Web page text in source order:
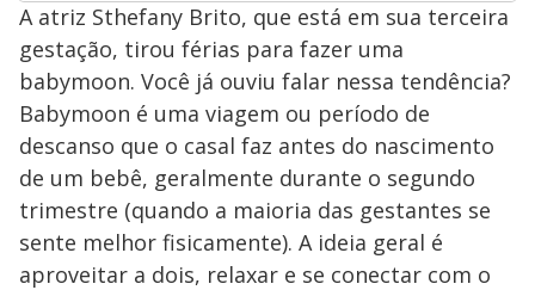
A atriz Sthefany Brito, que está em sua terceira
gestação, tirou férias para fazer uma
babymoon. Você já ouviu falar nessa tendência?
Babymoon é uma viagem ou período de
descanso que o casal faz antes do nascimento
de um bebê, geralmente durante o segundo
trimestre (quando a maioria das gestantes se
sente melhor fisicamente). A ideia geral é
aproveitar a dois, relaxar e se conectar com o